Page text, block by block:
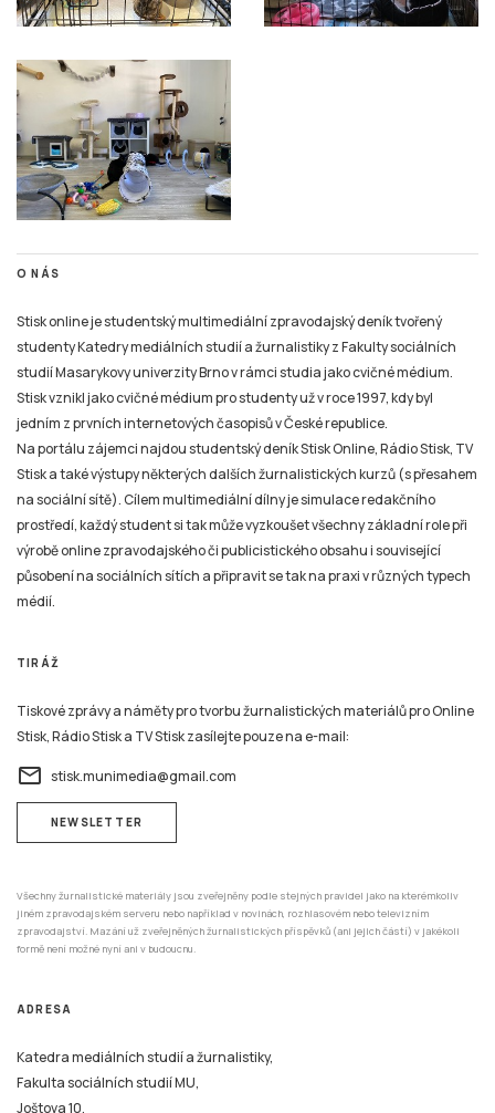
O NÁS
Stisk online je studentský multimediální zpravodajský deník tvořený
studenty Katedry mediálních studií a žurnalistiky z Fakulty sociálních
studií Masarykovy univerzity Brno v rámci studia jako cvičné médium.
Stisk vznikl jako cvičné médium pro studenty už v roce 1997, kdy byl
jedním z prvních internetových časopisů v České republice.
Na portálu zájemci najdou studentský deník Stisk Online, Rádio Stisk, TV
Stisk a také výstupy některých dalších žurnalistických kurzů (s přesahem
na sociální sítě). Cílem multimediální dílny je simulace redakčního
prostředí, každý student si tak může vyzkoušet všechny základní role při
výrobě online zpravodajského či publicistického obsahu i související
působení na sociálních sítích a připravit se tak na praxi v různých typech
médií.
TIRÁŽ
Tiskové zprávy a náměty pro tvorbu žurnalistických materiálů pro Online
Stisk, Rádio Stisk a TV Stisk zasílejte pouze na e-mail:
email stisk.munimedia@gmail.com
NEWSLETTER
Všechny žurnalistické materiály jsou zveřejněny podle stejných pravidel jako na kterémkoliv
jiném zpravodajském serveru nebo například v novinách, rozhlasovém nebo televizním
zpravodajství. Mazání už zveřejněných žurnalistických příspěvků (ani jejich částí) v jakékoli
formě není možné nyní ani v budoucnu.
ADRESA
Katedra mediálních studií a žurnalistiky,
Fakulta sociálních studií MU,
Joštova 10,